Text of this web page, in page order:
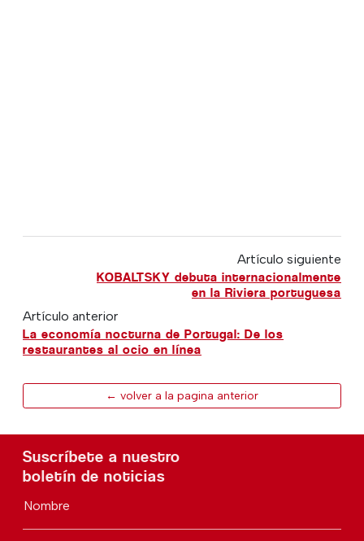
Artículo siguiente
KOBALTSKY debuta internacionalmente
en la Riviera portuguesa
Artículo anterior
La economía nocturna de Portugal: De los
restaurantes al ocio en línea
← volver a la pagina anterior
Suscríbete a nuestro
boletín de noticias
Nombre